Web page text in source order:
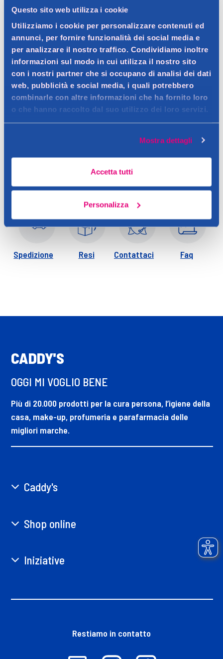
Questo sito web utilizza i cookie
Utilizziamo i cookie per personalizzare contenuti ed
annunci, per fornire funzionalità dei social media e
per analizzare il nostro traffico. Condividiamo inoltre
informazioni sul modo in cui utilizza il nostro sito
con i nostri partner che si occupano di analisi dei dati
web, pubblicità e social media, i quali potrebbero
combinarle con altre informazioni che ha fornito loro
o che hanno raccolto dal suo utilizzo dei loro servizi.
Mostra dettagli
Accetta tutti
Personalizza
Dettagli prodotto
Descrizione
Alimento completo per gatti sterilizzati
Contatto del produttore
Sviluppata dai nostri esperti nutrizionisti, la linea Migliorgatto
senza rinunciare al gusto.
Spedizione Resi Contattaci Faq
CADDY'S
OGGI MI VOGLIO BENE
Più di 20.000 prodotti per la cura persona, l’igiene della
casa, make-up, profumeria e parafarmacia delle
migliori marche.
Caddy's
Shop online
Iniziative
Restiamo in contatto